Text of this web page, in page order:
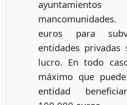
euros para
entidades
lucro. En todo
máximo que
entidad